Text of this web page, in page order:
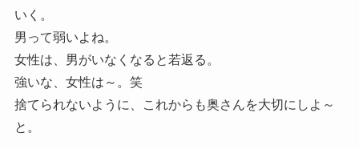
いく。
男って弱いよね。
女性は、男がいなくなると若返る。
強いな、女性は～。笑
捨てられないように、これからも奥さんを大切にしよ～
と。